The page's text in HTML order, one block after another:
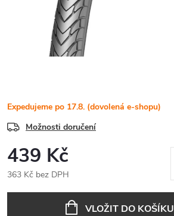
Expedujeme po 17.8. (dovolená e-shopu)
Možnosti doručení
439 Kč
363 Kč bez DPH
VLOŽIT DO KOŠÍKU